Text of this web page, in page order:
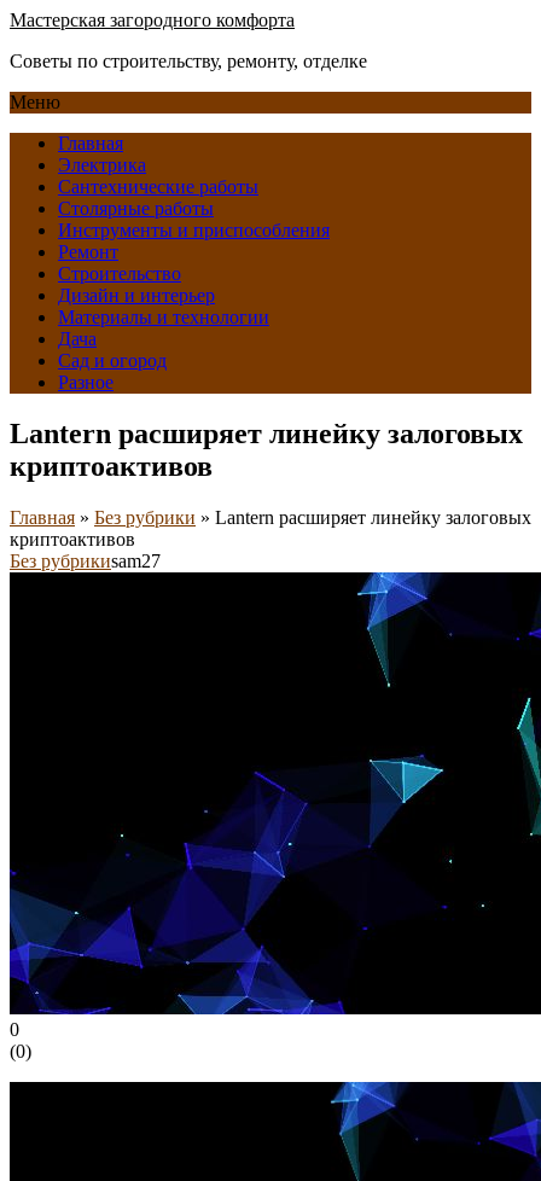
Мастерская загородного комфорта
Советы по строительству, ремонту, отделке
Меню
Главная
Электрика
Сантехнические работы
Столярные работы
Инструменты и приспособления
Ремонт
Строительство
Дизайн и интерьер
Материалы и технологии
Дача
Сад и огород
Разное
Lantern расширяет линейку залоговых
криптоактивов
Главная » Без рубрики » Lantern расширяет линейку залоговых
криптоактивов
Без рубрикиsam27
0
(0)